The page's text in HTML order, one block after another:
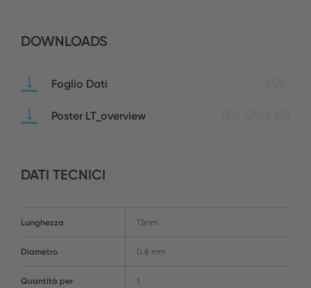
DOWNLOADS
Foglio Dati
Poster LT_overview
DATI TECNICI
Lunghezza 13mm
Diametro 0.8 mm
Quantità per
1